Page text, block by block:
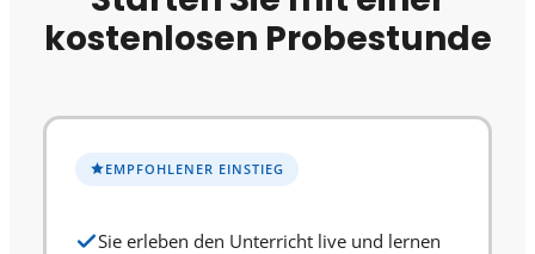
kostenlosen Probestunde
EMPFOHLENER EINSTIEG
Sie erleben den Unterricht live und lernen